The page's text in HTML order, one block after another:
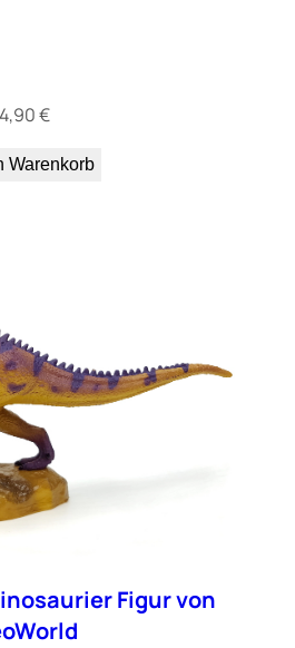
4,90€
Warenkorb
Figur von